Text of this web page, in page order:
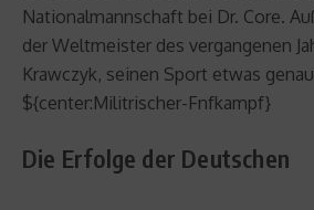
Nationalmannschaft bei Dr. Core.
der Weltmeister des vergangenen
Krawczyk, seinen Sport etwas
${center:Militrischer-Fnfkampf}
Die Erfolge der Deutschen